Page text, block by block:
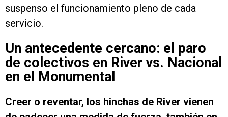
suspenso el funcionamiento pleno de cada
servicio.
Un antecedente cercano: el paro
de colectivos en River vs. Nacional
en el Monumental
Creer o reventar, los hinchas de River vienen